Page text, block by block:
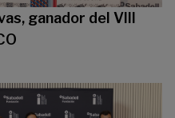
ganador del VIII